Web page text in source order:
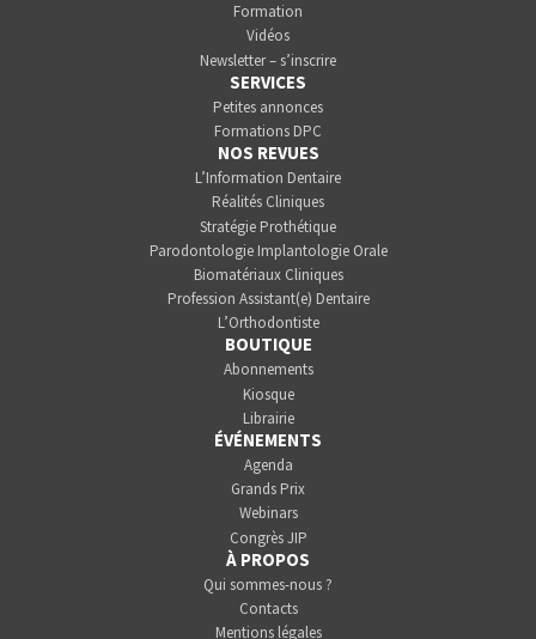
Formation
Vidéos
Newsletter – s’inscrire
SERVICES
Petites annonces
Formations DPC
NOS REVUES
L’Information Dentaire
Réalités Cliniques
Stratégie Prothétique
Parodontologie Implantologie Orale
Biomatériaux Cliniques
Profession Assistant(e) Dentaire
L’Orthodontiste
BOUTIQUE
Abonnements
Kiosque
Librairie
ÉVÉNEMENTS
Agenda
Grands Prix
Webinars
Congrès JIP
À PROPOS
Qui sommes-nous ?
Contacts
Mentions légales